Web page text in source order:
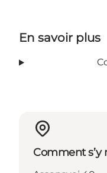
En savoir plus
Comment s’y